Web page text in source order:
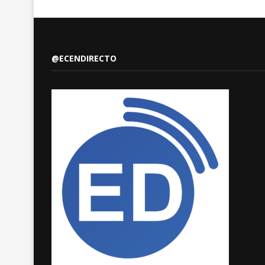
@ECENDIRECTO